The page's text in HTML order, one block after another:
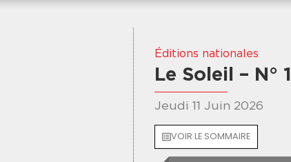
Éditions nationales
Le Soleil – N°
Jeudi 11 Juin 2026
VOIR LE SOMMAIRE